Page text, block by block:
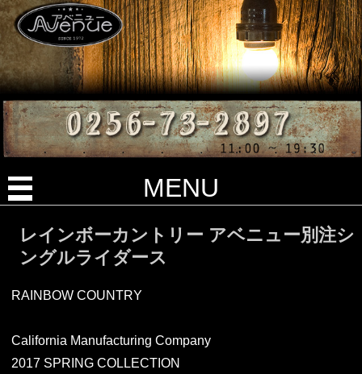
MENU
レインボーカントリー アベニュー別注シ
ングルライダース
RAINBOW COUNTRY
California Manufacturing Company
2017 SPRING COLLECTION